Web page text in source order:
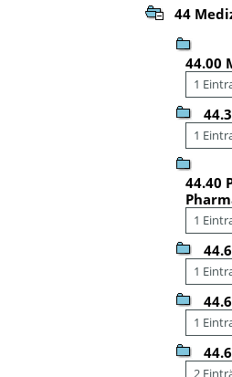
44
44.00
1
1
44.40
1
1
1
2